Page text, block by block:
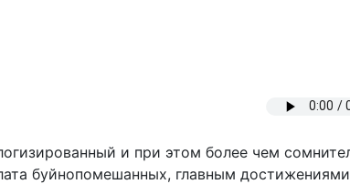
и при этом более чем
буйнопомешанных, главным